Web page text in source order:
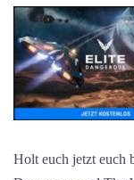
Holt euch jetzt euch